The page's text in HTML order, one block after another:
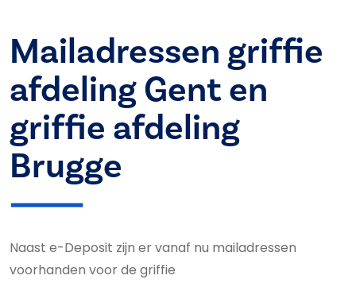
Mailadressen griffie
afdeling Gent en
griffie afdeling
Brugge
Naast e-Deposit zijn er vanaf nu mailadressen
voorhanden voor de griffie